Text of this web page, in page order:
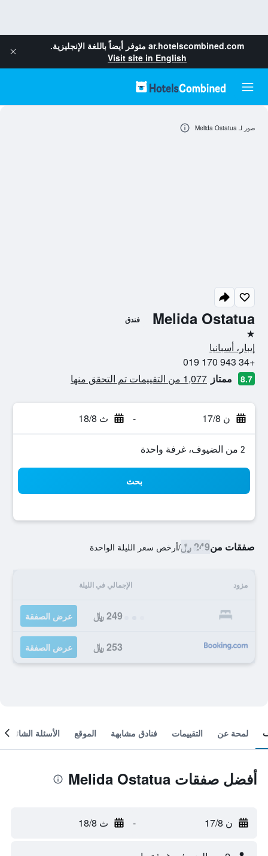
ar.hotelscombined.com متوفر أيضاً باللغة الإنجليزية.
Visit site in English
Melida Ostatua فندق
نجمة واحدة
إيبار، أسبانيا
+34 943 170 019
8.7 ممتاز 1,077 من التقييمات تم التحقق منها
ن 17/8 - ث 18/8
2 من الضيوف، غرفة واحدة
بحث
صفقات من249 ﷼ /أرخص سعر الليلة الواحدة
مزود الإجمالي في الليلة
249 ﷼ عرض الصفقة
253 ﷼ عرض الصفقة
صور لـ Melida Ostatua
لمحة عن التقييمات فنادق مشابهة الموقع الأسئلة الشائعة
أفضل صفقات Melida Ostatua
ن 17/8 - ث 18/8